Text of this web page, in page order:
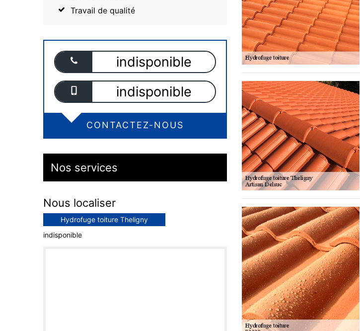
Travail de qualité
indisponible
indisponible
CONTACTEZ-NOUS
Nos services
Nous localiser
Hydrofuge toiture Theligny
indisponible